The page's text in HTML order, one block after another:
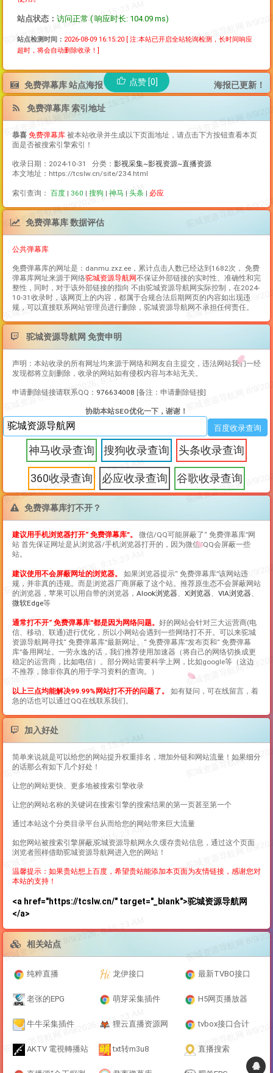
站点状态： 访问正常 ( 响应时长: 104.09 ms)
站点检测时间： 2026-08-09 16:15:20 [ 注:本站已开启全站轮询检测，长时间响应
超时，将会自动删除收录！]
免费弹幕库 站点海报 海报已更新！
点赞 [0]
免费弹幕库 索引地址
恭喜 免费弹幕库 被本站收录并生成以下页面地址，请点击下方按钮查看本页
面是否被搜索引擎索引！
收录日期：2024-10-31 分类： 影视采集~影视资源~直播资源
本文地址：https://tcslw.cn/site/234.html
索引查询： 百度 | 360 | 搜狗 | 神马 | 头条 | 必应
免费弹幕库 数据评估
公共弹幕库
免费弹幕库的网址是：danmu.zxz.ee，累计点击人数已经达到1682次， 免费
弹幕库网址来源于网络驼城资源导航网不保证外部链接的实时性、准确性和完
整性，同时，对于该外部链接的指向 不由驼城资源导航网实际控制，在2024-
10-31收录时，该网页上的内容，都属于合规合法后期网页的内容如出现违
规，可以直接联系网站管理员进行删除，驼城资源导航网不承担任何责任。
驼城资源导航网 免责申明
声明：本站收录的所有网址均来源于网络和网友自主提交，违法网站我们一经
发现都将立刻删除，收录的网站如有侵权内容与本站无关。
申请删除链接请联系QQ： 976634008 [备注：申请删除链接]
协助本站SEO优化一下，谢谢！
神马收录查询 搜狗收录查询 头条收录查询
360收录查询 必应收录查询 谷歌收录查询
免费弹幕库打不开？
建议用手机浏览器打开“ 免费弹幕库”。 微信/QQ可能屏蔽了“ 免费弹幕库”网
站 首先保证网址是从浏览器/手机浏览器打开的，因为微信/QQ会屏蔽一些
站。
建议使用不会屏蔽网址的浏览器。 如果浏览器提示“ 免费弹幕库”该网站违
规，并非真的违规。而是浏览器厂商屏蔽了这个站。推荐原生态不会屏蔽网站
的浏览器，苹果可以用自带的浏览器， Alook浏览器、 X浏览器、 VIA浏览器、
微软Edge等
通常打不开“ 免费弹幕库”都是因为网络问题。 好的网站会针对三大运营商(电
信、移动、联通)进行优化，所以小网站会遇到一些网络打不开。可以来驼城
资源导航网寻找“ 免费弹幕库”最新网址、“ 免费弹幕库”发布页和“ 免费弹幕
库”备用网址。一劳永逸的话，我们推荐使用加速器（将自己的网络切换成更
稳定的运营商，比如电信）。部分网站需要科学上网，比如google等（这边
不推荐，除非你真的用于学习资料的查询。）
以上三点均能解决99.99%网站打不开的问题了。
如有疑问，可在线留言，着
急的话也可以通过QQ在线联系我们。
加入好处
简单来说就是可以给您的网站提升权重排名，增加外链和网站流量！如果细分
的话那么有如下几个好处！
让您的网站更快、更多地被搜索引擎收录
让您的网站名称的关键词在搜索引擎的搜索结果的第一页甚至第一个
通过本站这个分类目录平台从而给您的网站带来巨大流量
如您网站被搜索引擎屏蔽,驼城资源导航网永久缓存贵站信息，通过这个页面
浏览者照样借助驼城资源导航网进入您的网站！
温馨提示：如果贵站想上百度，希望贵站能添加本页面为友情链接，感谢您对
本站的支持！
<a href="https://tcslw.cn/" target="_blank">驼城资源导航网
</a>
相关站点
纯粹直播 龙伊接口 最新TVBO接口
老张的EPG 萌芽采集插件 H5网页播放器
牛牛采集插件 狸云直播资源网 tvbox接口合计
AKTV 電視轉播站 txt转m3u8 直播搜索